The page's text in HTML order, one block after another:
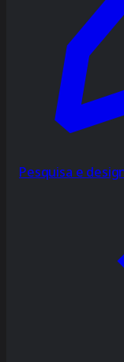
Pesquisa e